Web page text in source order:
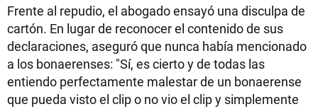
Frente al repudio, el abogado ensayó una disculpa de
cartón. En lugar de reconocer el contenido de sus
declaraciones, aseguró que nunca había mencionado
a los bonaerenses: "Sí, es cierto y de todas las
entiendo perfectamente malestar de un bonaerense
que pueda visto el clip o no vio el clip y simplemente